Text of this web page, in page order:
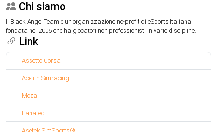
Chi siamo
Il Black Angel Team è un'organizzazione no-profit di eSports Italiana
fondata nel 2006 che ha giocatori non professionisti in varie discipline.
Link
Assetto Corsa
Acelith Simracing
Moza
Fanatec
Asetek SimSports®